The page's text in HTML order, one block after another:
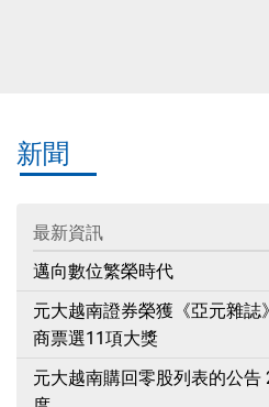
新聞
最新資訊
邁向數位繁榮時代
元大越南證券榮獲《亞元雜誌
商票選11項大獎
元大越南購回零股列表的公告